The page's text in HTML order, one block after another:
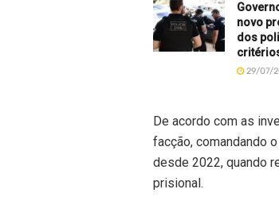
novo
dos
29/07/
De acordo com as
facção, comandando
desde 2022, quando
prisional.